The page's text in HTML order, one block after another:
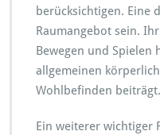
berücksichtigen. Eine
Raumangebot sein.
Bewegen und Spielen
allgemeinen
Wohlbefinden beiträgt.
Ein weiterer wichtiger